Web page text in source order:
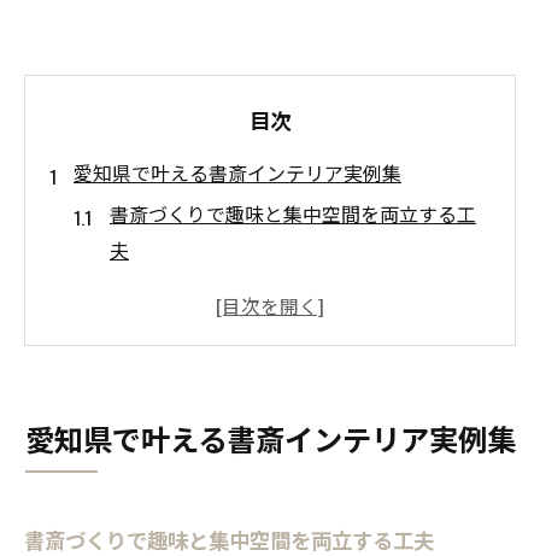
目次
愛知県で叶える書斎インテリア実例集
書斎づくりで趣味と集中空間を両立する工
夫
快適な書斎インテリアに役立つ実例アイデ
ト術
愛知県で叶える書斎インテリア実例集
書斎づくりで趣味と集中空間を両立する工夫